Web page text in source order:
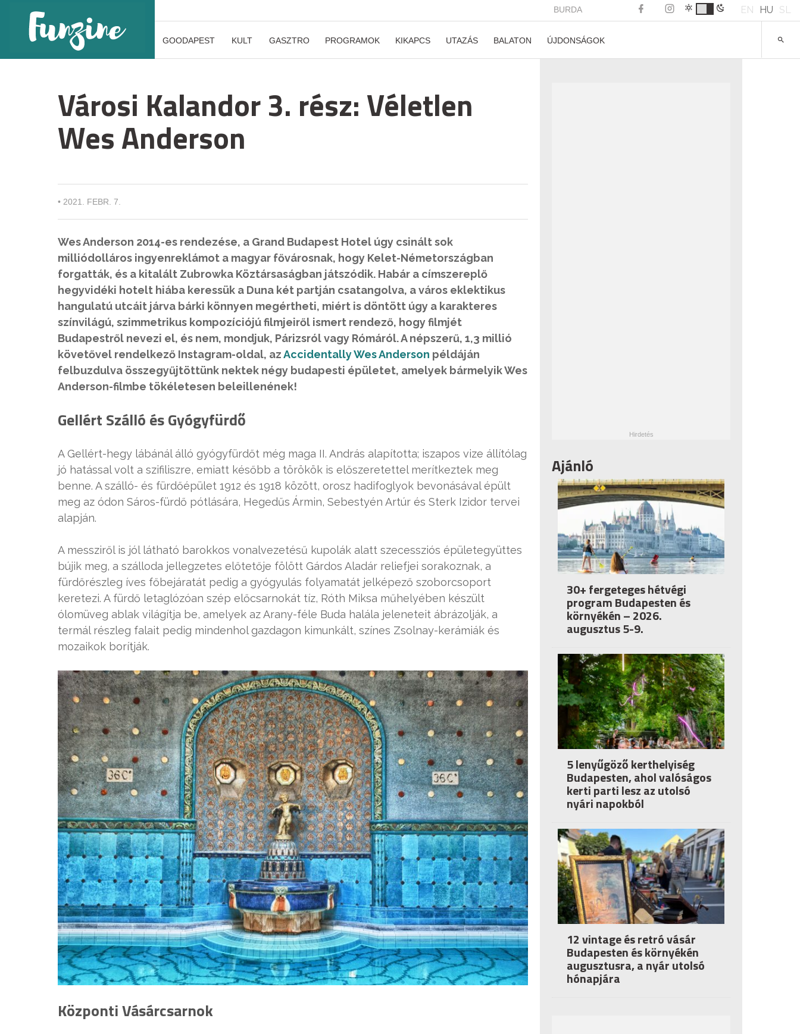
BURDA EN HU SL
GOODAPEST KULT GASZTRO PROGRAMOK KIKAPCS UTAZÁS BALATON ÚJDONSÁGOK
Városi Kalandor 3. rész: Véletlen
Wes Anderson
• 2021. FEBR. 7.
Wes Anderson 2014-es rendezése, a Grand Budapest Hotel úgy csinált sok
milliódolláros ingyenreklámot a magyar fővárosnak, hogy Kelet-Németországban
forgatták, és a kitalált Zubrowka Köztársaságban játszódik. Habár a címszereplő
hegyvidéki hotelt hiába keressük a Duna két partján csatangolva, a város eklektikus
hangulatú utcáit járva bárki könnyen megértheti, miért is döntött úgy a karakteres
színvilágú, szimmetrikus kompozíciójú filmjeiről ismert rendező, hogy filmjét
Budapestről nevezi el, és nem, mondjuk, Párizsról vagy Rómáról. A népszerű, 1,3 millió
követővel rendelkező Instagram-oldal, azAccidentally Wes Anderson példáján
felbuzdulva összegyűjtöttünk nektek négy budapesti épületet, amelyek bármelyik Wes
Anderson-filmbe tökéletesen beleillenének!
Gellért Szálló és Gyógyfürdő
A Gellért-hegy lábánál álló gyógyfürdőt még maga II. András alapította; iszapos vize állítólag
jó hatással volt a szifiliszre, emiatt később a törökök is előszeretettel merítkeztek meg
benne. A szálló- és fürdőépület 1912 és 1918 között, orosz hadifoglyok bevonásával épült
meg az ódon Sáros-fürdő pótlására, Hegedűs Ármin, Sebestyén Artúr és Sterk Izidor tervei
alapján.
A messziről is jól látható barokkos vonalvezetésű kupolák alatt szecessziós épületegyüttes
bújik meg, a szálloda jellegzetes előtetője fölött Gárdos Aladár reliefjei sorakoznak, a
fürdőrészleg íves főbejáratát pedig a gyógyulás folyamatát jelképező szoborcsoport
keretezi. A fürdő letaglózóan szép előcsarnokát tíz, Róth Miksa műhelyében készült
ólomüveg ablak világítja be, amelyek az Arany-féle Buda halála jeleneteit ábrázolják, a
termál részleg falait pedig mindenhol gazdagon kimunkált, színes Zsolnay-kerámiák és
mozaikok borítják.
Központi Vásárcsarnok
Ajánló
30+ fergeteges hétvégi
program Budapesten és
környékén – 2026.
augusztus 5-9.
5 lenyűgöző kerthelyiség
Budapesten, ahol valóságos
kerti parti lesz az utolsó
nyári napokból
12 vintage és retró vásár
Budapesten és környékén
augusztusra, a nyár utolsó
hónapjára